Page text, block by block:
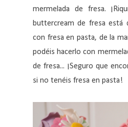
mermelada de fresa.
buttercream de fresa está
con fresa en pasta, de la
podéis hacerlo con
de fresa... ¡Seguro que
si no tenéis fresa en pasta!